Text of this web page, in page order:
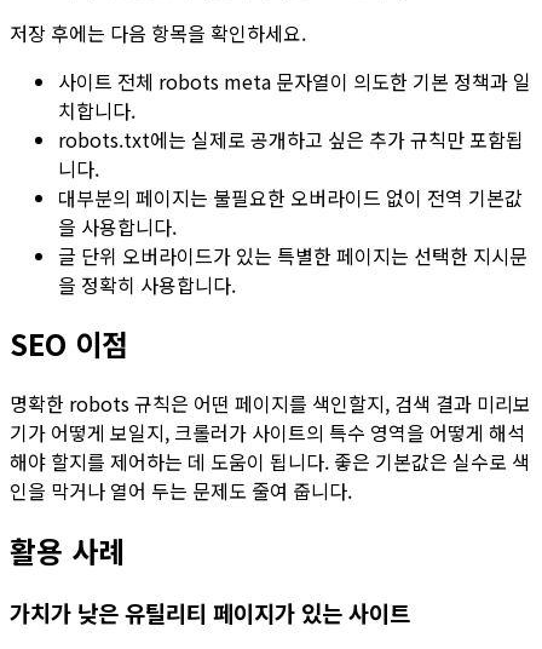
저장 후에는 다음 항목을 확인하세요.
사이트 전체 robots meta 문자열이 의도한 기본 정책과 일
치합니다.
robots.txt에는 실제로 공개하고 싶은 추가 규칙만 포함됩
니다.
대부분의 페이지는 불필요한 오버라이드 없이 전역 기본값
을 사용합니다.
글 단위 오버라이드가 있는 특별한 페이지는 선택한 지시문
을 정확히 사용합니다.
SEO 이점
명확한 robots 규칙은 어떤 페이지를 색인할지, 검색 결과 미리보
기가 어떻게 보일지, 크롤러가 사이트의 특수 영역을 어떻게 해석
해야 할지를 제어하는 데 도움이 됩니다. 좋은 기본값은 실수로 색
인을 막거나 열어 두는 문제도 줄여 줍니다.
활용 사례
가치가 낮은 유틸리티 페이지가 있는 사이트